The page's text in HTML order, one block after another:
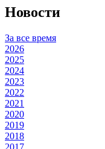
Новости
За все время
2026
2025
2024
2023
2022
2021
2020
2019
2018
2017